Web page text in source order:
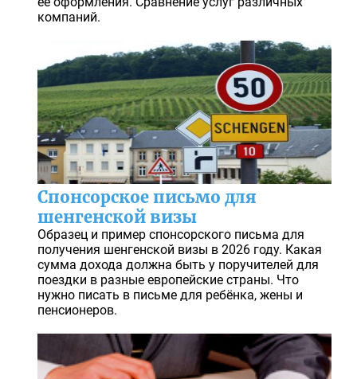
компаний.
Спонсорское письмо для
шенгенской визы
Образец и пример спонсорского письма для
получения шенгенской визы в 2026 году. Какая
сумма дохода должна быть у поручителей для
поездки в разные европейские страны. Что
нужно писать в письме для ребёнка, жены и
пенсионеров.